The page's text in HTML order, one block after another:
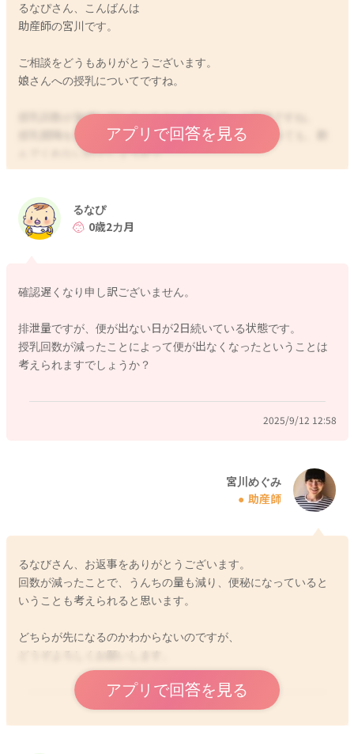
るなぴさん、こんばんは
助産師の宮川です。
ご相談をどうもありがとうございます。
娘さんへの授乳についてですね。
授乳回数が激減してしまったということで、ご相談ですね。
授乳間隔を見ながら、もう少し間隔を短めで勧めてみても、飲
んでくれないのでしょうか？
日中であれば、特に寝ていてもしっかりと起こして飲ませてみ
一回にたくさんの量を飲んでくれていて、回数が少なめでもト
たら、もう少しそのままで様子を見ていただき、体重の変動を
どうぞよろしくお願いします。
アプリで回答を見る
2025/9/10 19:18
るなぴ
0歳2カ月
確認遅くなり申し訳ございません。
排泄量ですが、便が出ない日が2日続いている状態です。
授乳回数が減ったことによって便が出なくなったということは
考えられますでしょうか？
2025/9/12 12:58
宮川めぐみ
助産師
るなびさん、お返事をありがとうございます。
回数が減ったことで、うんちの量も減り、便秘になっていると
いうことも考えられると思います。
どちらが先になるのかわからないのですが、
アプリで回答を見る
2025/9/12 13:03